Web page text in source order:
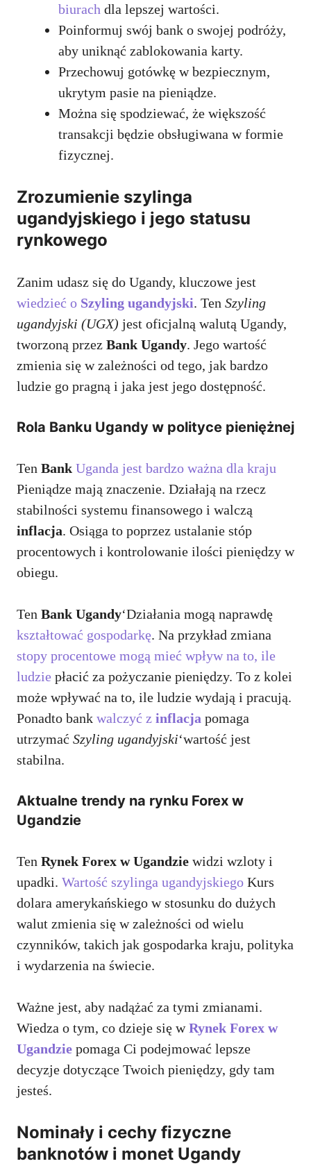
biurach dla lepszej wartości.
Poinformuj swój bank o swojej podróży,
aby uniknąć zablokowania karty.
Przechowuj gotówkę w bezpiecznym,
ukrytym pasie na pieniądze.
Można się spodziewać, że większość
transakcji będzie obsługiwana w formie
fizycznej.
Zrozumienie szylinga
ugandyjskiego i jego statusu
rynkowego
Zanim udasz się do Ugandy, kluczowe jest
wiedzieć o Szyling ugandyjski. Ten Szyling
ugandyjski (UGX) jest oficjalną walutą Ugandy,
tworzoną przez Bank Ugandy. Jego wartość
zmienia się w zależności od tego, jak bardzo
ludzie go pragną i jaka jest jego dostępność.
Rola Banku Ugandy w polityce pieniężnej
Ten Bank Uganda jest bardzo ważna dla kraju
Pieniądze mają znaczenie. Działają na rzecz
stabilności systemu finansowego i walczą
inflacja. Osiąga to poprzez ustalanie stóp
procentowych i kontrolowanie ilości pieniędzy w
obiegu.
Ten Bank Ugandy‘Działania mogą naprawdę
kształtować gospodarkę. Na przykład zmiana
stopy procentowe mogą mieć wpływ na to, ile
ludzie płacić za pożyczanie pieniędzy. To z kolei
może wpływać na to, ile ludzie wydają i pracują.
Ponadto bank walczyć z inflacja pomaga
utrzymać Szyling ugandyjski‘wartość jest
stabilna.
Aktualne trendy na rynku Forex w
Ugandzie
Ten Rynek Forex w Ugandzie widzi wzloty i
upadki. Wartość szylinga ugandyjskiego Kurs
dolara amerykańskiego w stosunku do dużych
walut zmienia się w zależności od wielu
czynników, takich jak gospodarka kraju, polityka
i wydarzenia na świecie.
Ważne jest, aby nadążać za tymi zmianami.
Wiedza o tym, co dzieje się wRynek Forex w
Ugandzie pomaga Ci podejmować lepsze
decyzje dotyczące Twoich pieniędzy, gdy tam
jesteś.
Nominały i cechy fizyczne
banknotów i monet Ugandy